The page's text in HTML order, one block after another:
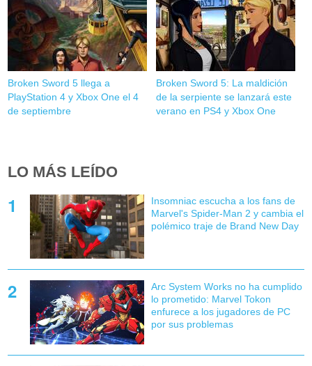
Broken Sword 5 llega a
PlayStation 4 y Xbox One el 4
de septiembre
Broken Sword 5: La maldición
de la serpiente se lanzará este
verano en PS4 y Xbox One
LO MÁS LEÍDO
Insomniac escucha a los fans de
Marvel's Spider-Man 2 y cambia el
polémico traje de Brand New Day
Arc System Works no ha cumplido
lo prometido: Marvel Tokon
enfurece a los jugadores de PC
por sus problemas